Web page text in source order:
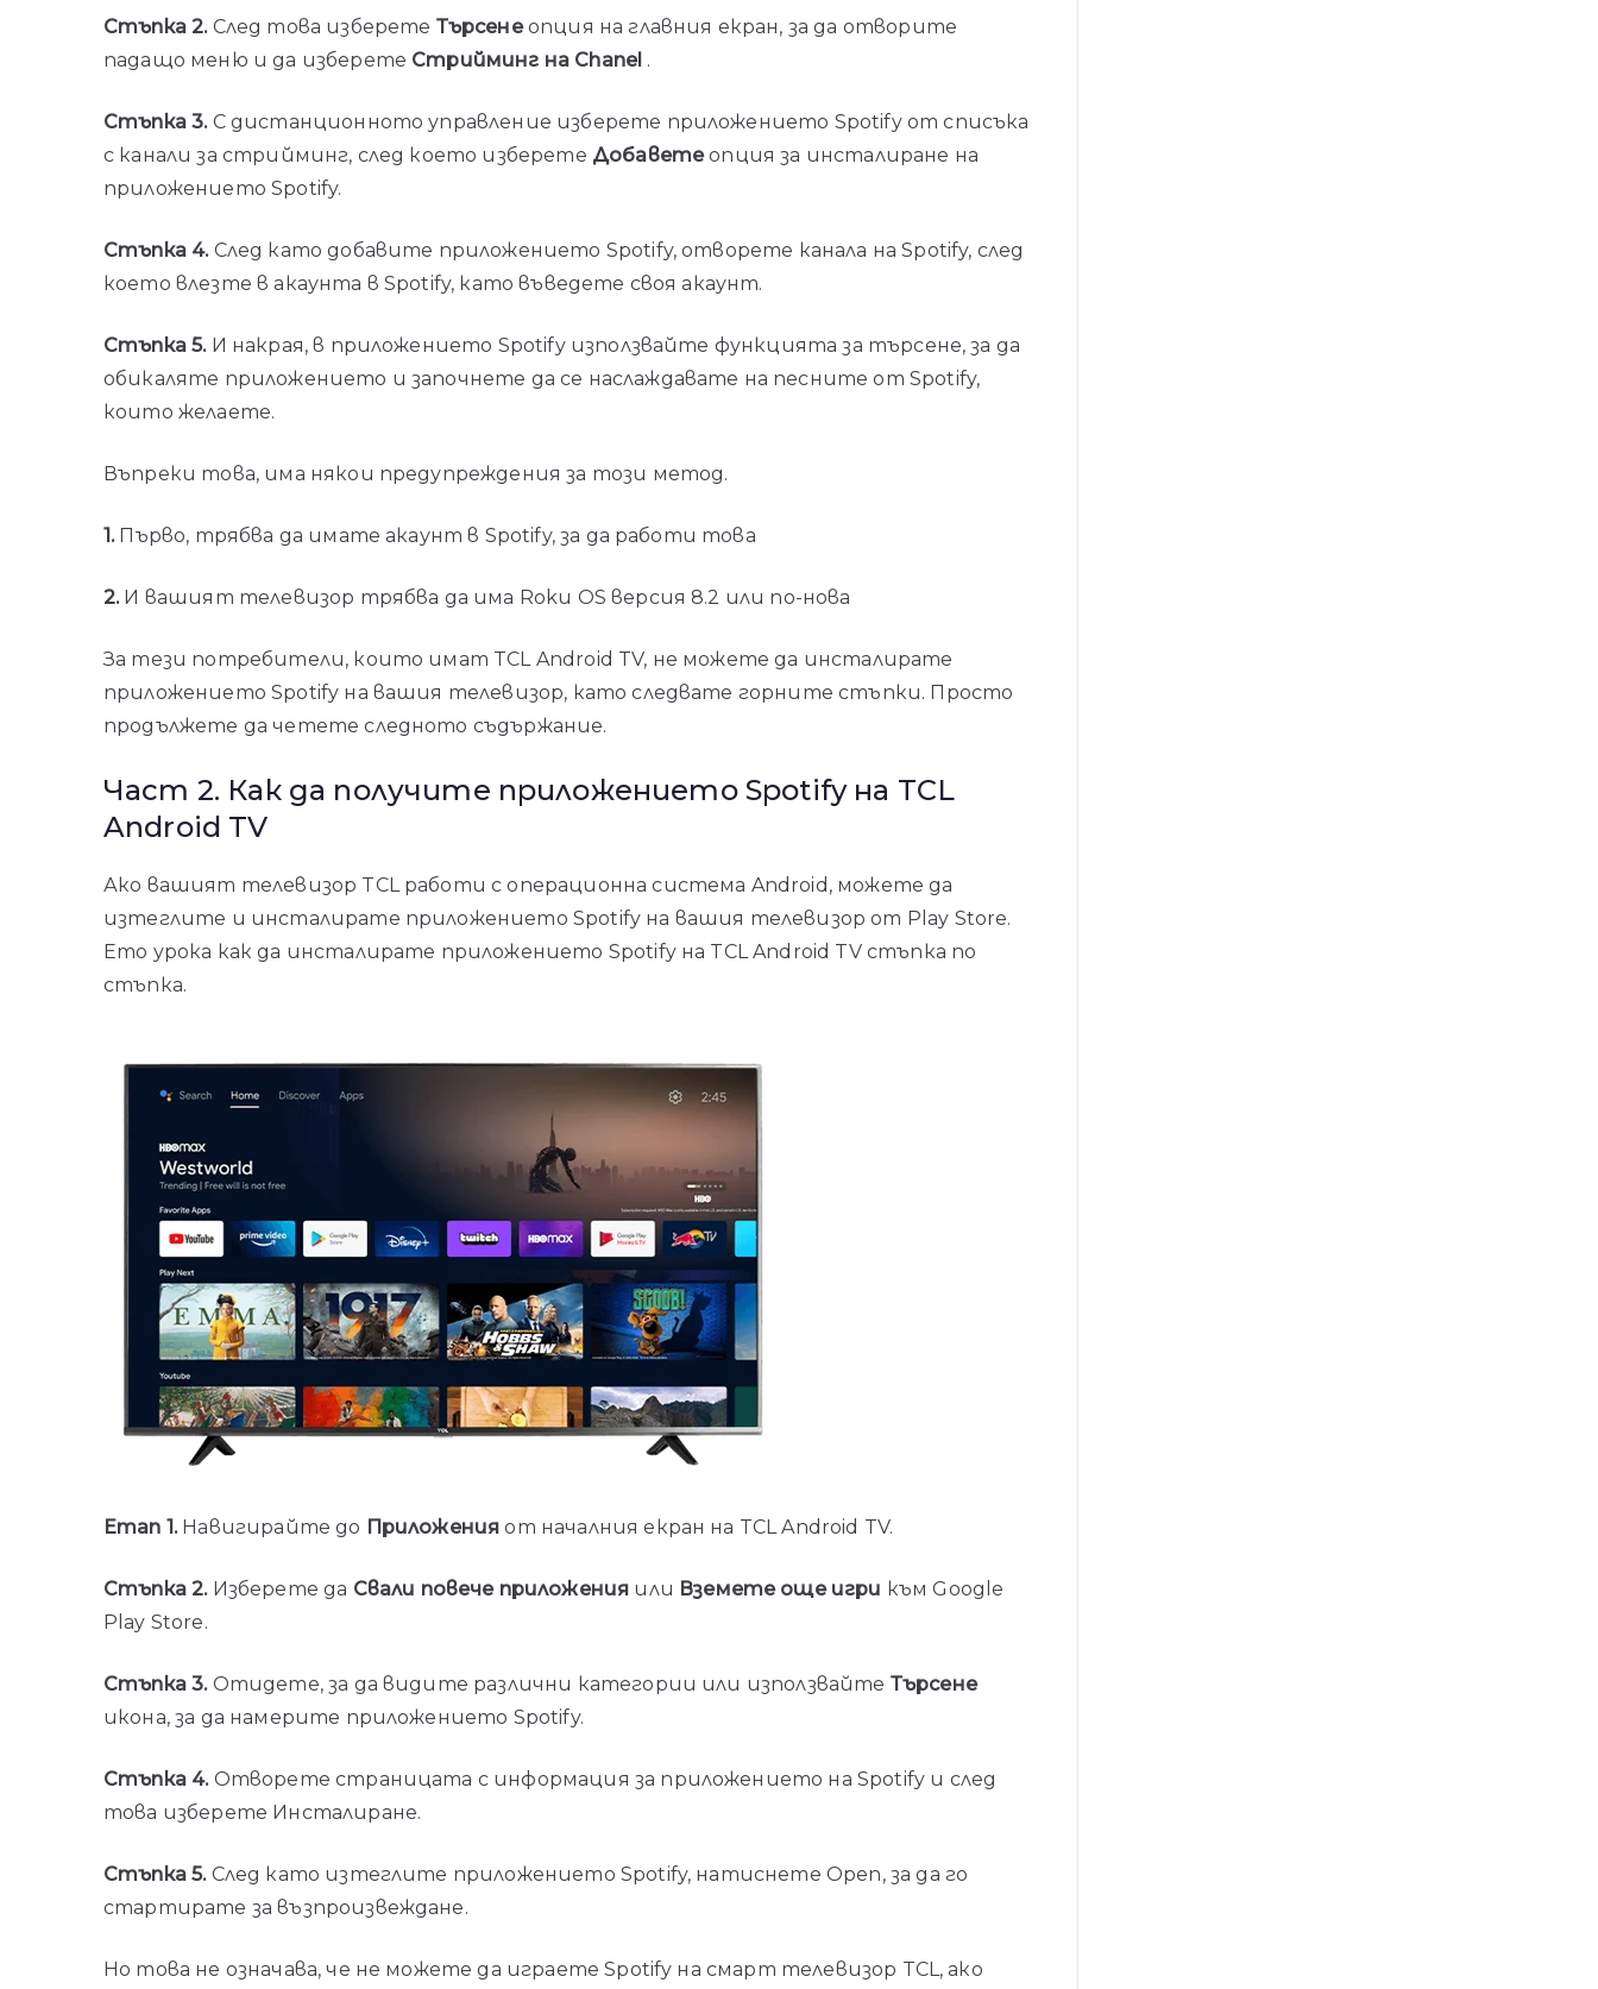
Стъпка 2.След това изберете Търсенеопция на главния екран, за да отворите
падащо меню и да изберете Стрийминг на Chanel .
Стъпка 3.С дистанционното управление изберете приложението Spotify от списъка
с канали за стрийминг, след което изберете Добаветеопция за инсталиране на
приложението Spotify.
Стъпка 4.След като добавите приложението Spotify, отворете канала на Spotify, след
което влезте в акаунта в Spotify, като въведете своя акаунт.
Стъпка 5.И накрая, в приложението Spotify използвайте функцията за търсене, за да
обикаляте приложението и започнете да се наслаждавате на песните от Spotify,
които желаете.
Въпреки това, има някои предупреждения за този метод.
1.Първо, трябва да имате акаунт в Spotify, за да работи това
2.И вашият телевизор трябва да има Roku OS версия 8.2 или по-нова
За тези потребители, които имат TCL Android TV, не можете да инсталирате
приложението Spotify на вашия телевизор, като следвате горните стъпки. Просто
продължете да четете следното съдържание.
Част 2. Как да получите приложението Spotify на TCL
Android TV
Ако вашият телевизор TCL работи с операционна система Android, можете да
изтеглите и инсталирате приложението Spotify на вашия телевизор от Play Store.
Ето урока как да инсталирате приложението Spotify на TCL Android TV стъпка по
стъпка.
Етап 1.Навигирайте до Приложения от началния екран на TCL Android TV.
Стъпка 2.Изберете да Свали повече приложения или Вземете още игри към Google
Play Store.
Стъпка 3.Отидете, за да видите различни категории или използвайте Търсене
икона, за да намерите приложението Spotify.
Стъпка 4.Отворете страницата с информация за приложението на Spotify и след
това изберете Инсталиране.
Стъпка 5.След като изтеглите приложението Spotify, натиснете Open, за да го
стартирате за възпроизвеждане.
Но това не означава, че не можете да играете Spotify на смарт телевизор TCL, ако